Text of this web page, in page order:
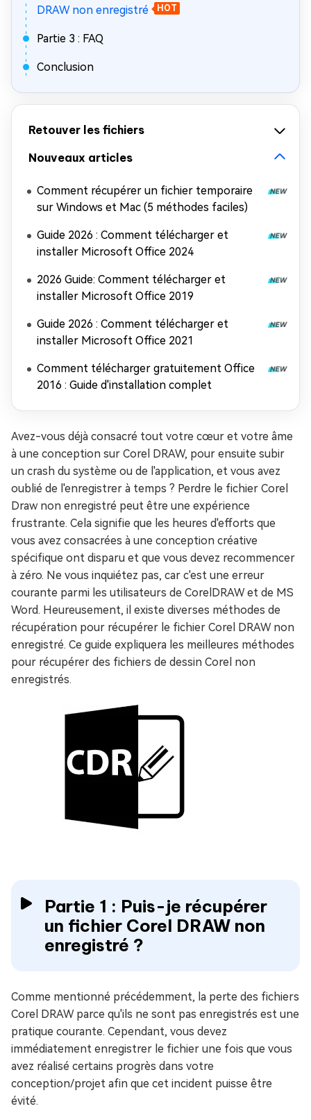
DRAW non enregistré
HOT
Partie 3 : FAQ
Conclusion
Retouver les fichiers
Nouveaux articles
Comment récupérer un fichier temporaire
sur Windows et Mac (5 méthodes faciles)
Guide 2026 : Comment télécharger et
installer Microsoft Office 2024
2026 Guide: Comment télécharger et
installer Microsoft Office 2019
Guide 2026 : Comment télécharger et
installer Microsoft Office 2021
Comment télécharger gratuitement Office
2016 : Guide d'installation complet
Avez-vous déjà consacré tout votre cœur et votre âme
à une conception sur Corel DRAW, pour ensuite subir
un crash du système ou de l'application, et vous avez
oublié de l'enregistrer à temps ? Perdre le fichier Corel
Draw non enregistré peut être une expérience
frustrante. Cela signifie que les heures d'efforts que
vous avez consacrées à une conception créative
spécifique ont disparu et que vous devez recommencer
à zéro. Ne vous inquiétez pas, car c'est une erreur
courante parmi les utilisateurs de CorelDRAW et de MS
Word. Heureusement, il existe diverses méthodes de
récupération pour récupérer le fichier Corel DRAW non
enregistré. Ce guide expliquera les meilleures méthodes
pour récupérer des fichiers de dessin Corel non
enregistrés.
Partie 1 : Puis-je récupérer
un fichier Corel DRAW non
enregistré ?
Comme mentionné précédemment, la perte des fichiers
Corel DRAW parce qu'ils ne sont pas enregistrés est une
pratique courante. Cependant, vous devez
immédiatement enregistrer le fichier une fois que vous
avez réalisé certains progrès dans votre
conception/projet afin que cet incident puisse être
évité.